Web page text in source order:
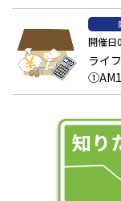
開催日
ライ